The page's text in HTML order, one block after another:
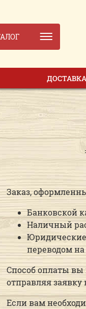
ДОСТАВКА
Заказ,
Банковской
Наличный
Юридические
переводом на
Способ оплаты вы
отправляя заявку
Если вам